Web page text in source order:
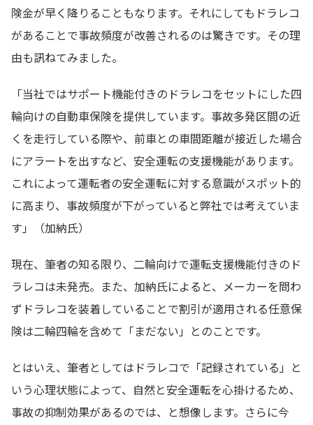
険金が早く降りることもなります。それにしてもドラレコ
があることで事故頻度が改善されるのは驚きです。その理
由も訊ねてみました。
「当社ではサポート機能付きのドラレコをセットにした四
輪向けの自動車保険を提供しています。事故多発区間の近
くを走行している際や、前車との車間距離が接近した場合
にアラートを出すなど、安全運転の支援機能があります。
これによって運転者の安全運転に対する意識がスポット的
に高まり、事故頻度が下がっていると弊社では考えていま
す」（加納氏）
現在、筆者の知る限り、二輪向けで運転支援機能付きのド
ラレコは未発売。また、加納氏によると、メーカーを問わ
ずドラレコを装着していることで割引が適用される任意保
険は二輪四輪を含めて「まだない」とのことです。
とはいえ、筆者としてはドラレコで「記録されている」と
いう心理状態によって、自然と安全運転を心掛けるため、
事故の抑制効果があるのでは、と想像します。さらに今